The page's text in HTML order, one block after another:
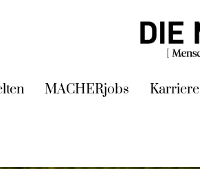
MACHERjobs Karriere